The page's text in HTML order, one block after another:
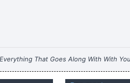
That Goes Along With With